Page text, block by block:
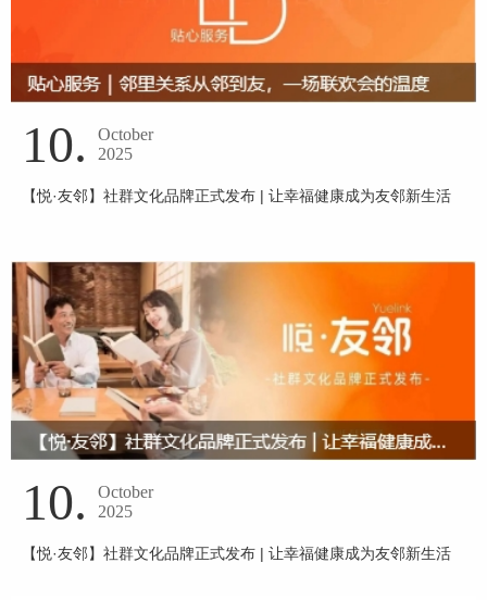
10.
October
2025
【悦·友邻】社群文化品牌正式发布 | 让幸福健康成为友邻新生活
10.
October
2025
【悦·友邻】社群文化品牌正式发布 | 让幸福健康成为友邻新生活